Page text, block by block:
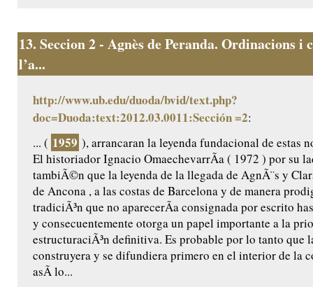
13. Seccion 2 - Agnès de Peranda. Ordinacions i
l’a...
http://www.ub.edu/duoda/bvid/text.php?
doc=Duoda:text:2012.03.0011:Sección =2:
... ( 1959 ), arrancaran la leyenda fundacional de estas
El historiador Ignacio OmaechevarrÃ­a ( 1972 ) por su
tambiÃ©n que la leyenda de la llegada de AgnÃ¨s y
de Ancona , a las costas de Barcelona y de manera
tradiciÃ³n que no aparecerÃ­a consignada por escrito
y consecuentemente otorga un papel importante a la
estructuraciÃ³n definitiva. Es probable por lo tanto que
construyera y se difundiera primero en el interior de la
asÃ­ lo...